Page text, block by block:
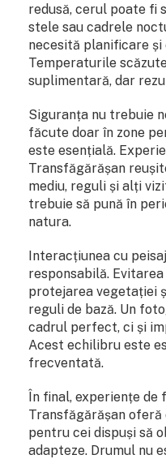
redusă, cerul poate fi
stele sau cadrele
necesită planificare
Temperaturile
suplimentară, dar
Siguranța nu trebuie
făcute doar în zone
este esențială.
Transfăgărășan
mediu, reguli și alți
trebuie să pună în
natura.
Interacțiunea cu
responsabilă.
protejarea vegetației
reguli de bază. Un
cadrul perfect, ci și
Acest echilibru este
frecventată.
În final, experiențe de
Transfăgărășan
pentru cei dispuși să
adapteze. Drumul nu